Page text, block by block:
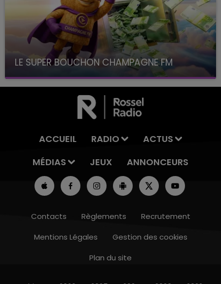
LE SUPER BOUCHON CHAMPAGNE FM
avec La Famille Champagne FM, à 8H10
ACCUEIL RADIO
ACTUS
MÉDIAS
JEUX ANNONCEURS
Contacts Règlements
Recrutement
Mentions Légales
Gestion des cookies
Plan du site